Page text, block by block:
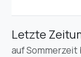
Letzte
auf Sommerzeit